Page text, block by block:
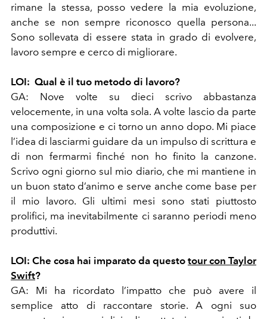
rimane la stessa, posso vedere la mia evoluzione,
anche se non sempre riconosco quella persona...
Sono sollevata di essere stata in grado di evolvere,
lavoro sempre e cerco di migliorare.
LOI: Qual è il tuo metodo di lavoro?
GA:
Nove volte su dieci scrivo abbastanza
velocemente, in una volta sola. A volte lascio da parte
una composizione e ci torno un anno dopo. Mi piace
l’idea di lasciarmi guidare da un impulso di scrittura e
di non fermarmi finché non ho finito la canzone.
Scrivo ogni giorno sul mio diario, che mi mantiene in
un buon stato d’animo e serve anche come base per
il mio lavoro. Gli ultimi mesi sono stati piuttosto
prolifici, ma inevitabilmente ci saranno periodi meno
produttivi.
LOI: Che cosa hai imparato da questo tour con Taylor
Swift?
GA:
Mi ha ricordato l’impatto che può avere il
semplice atto di raccontare storie. A ogni suo